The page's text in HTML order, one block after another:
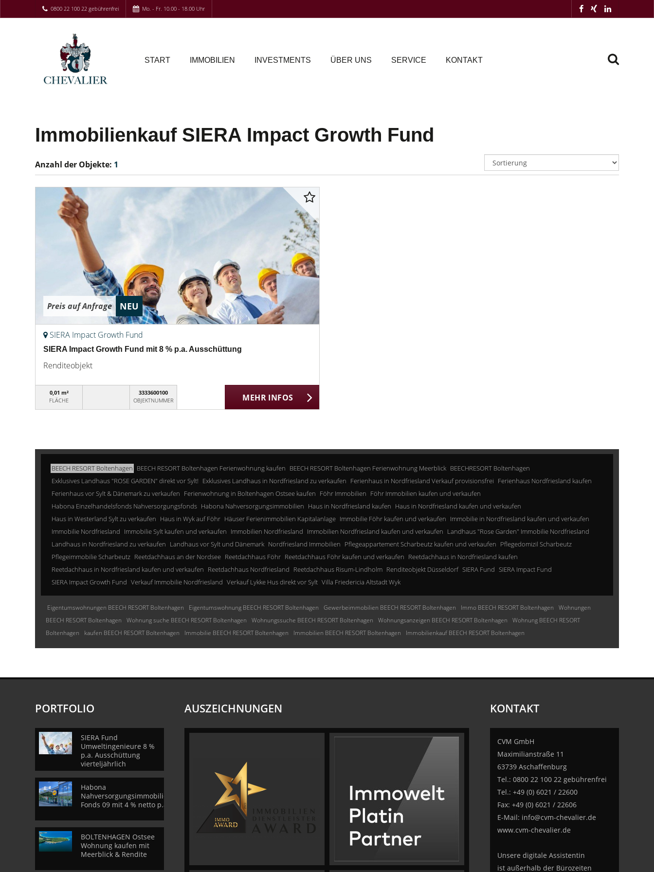
0800 22 100 22 gebührenfrei Mo. - Fr. 10.00 - 18.00 Uhr
START IMMOBILIEN INVESTMENTS ÜBER UNS SERVICE KONTAKT
Immobilienkauf SIERA Impact Growth Fund
Anzahl der Objekte: 1
Preis auf Anfrage NEU
SIERA Impact Growth Fund
SIERA Impact Growth Fund mit 8 % p.a. Ausschüttung
Renditeobjekt
0,01 m²
FLÄCHE
3333600100
OBJEKTNUMMER
MEHR INFOS
BEECH RESORT Boltenhagen BEECH RESORT Boltenhagen Ferienwohnung kaufen BEECH RESORT Boltenhagen Ferienwohnung Meerblick BEECHRESORT Boltenhagen
Exklusives Landhaus "ROSE GARDEN" direkt vor Sylt! Exklusives Landhaus in Nordfriesland zu verkaufen Ferienhaus in Nordfriesland Verkauf provisionsfrei Ferienhaus Nordfriesland kaufen
Ferienhaus vor Sylt & Dänemark zu verkaufen Ferienwohnung in Boltenhagen Ostsee kaufen Föhr Immobilien Föhr Immobilien kaufen und verkaufen
Habona Einzelhandelsfonds Nahversorgungsfonds Habona Nahversorgungsimmobilien Haus in Nordfriesland kaufen Haus in Nordfriesland kaufen und verkaufen
Haus in Westerland Sylt zu verkaufen Haus in Wyk auf Föhr Häuser Ferienimmobilien Kapitalanlage Immobilie Föhr kaufen und verkaufen Immobilie in Nordfriesland kaufen und verkaufen
Immobilie Nordfriesland Immobilie Sylt kaufen und verkaufen Immobilien Nordfriesland Immobilien Nordfriesland kaufen und verkaufen Landhaus "Rose Garden" Immobilie Nordfriesland
Landhaus in Nordfriesland zu verkaufen Landhaus vor Sylt und Dänemark Nordfriesland Immobilien Pflegeappartement Scharbeutz kaufen und verkaufen Pflegedomizil Scharbeutz
Pflegeimmobilie Scharbeutz Reetdachhaus an der Nordsee Reetdachhaus Föhr Reetdachhaus Föhr kaufen und verkaufen Reetdachhaus in Nordfriesland kaufen
Reetdachhaus in Nordfriesland kaufen und verkaufen Reetdachhaus Nordfriesland Reetdachhaus Risum-Lindholm Renditeobjekt Düsseldorf SIERA Fund SIERA Impact Fund
SIERA Impact Growth Fund Verkauf Immobilie Nordfriesland Verkauf Lykke Hus direkt vor Sylt Villa Friedericia Altstadt Wyk
Eigentumswohnungen BEECH RESORT Boltenhagen Eigentumswohnung BEECH RESORT Boltenhagen Gewerbeimmobilien BEECH RESORT Boltenhagen Immo BEECH RESORT Boltenhagen
Wohnungen
BEECH RESORT Boltenhagen
Wohnung suche BEECH RESORT Boltenhagen Wohnungssuche BEECH RESORT Boltenhagen Wohnungsanzeigen BEECH RESORT Boltenhagen
Wohnung BEECH RESORT
Boltenhagen
kaufen BEECH RESORT Boltenhagen Immobilie BEECH RESORT Boltenhagen Immobilien BEECH RESORT Boltenhagen Immobilienkauf BEECH RESORT Boltenhagen
PORTFOLIO
SIERA Fund
Umweltingenieure 8 %
p.a. Ausschüttung
vierteljährlich
Habona
Nahversorgungsimmobilien
Fonds 09 mit 4 % netto p.a.
BOLTENHAGEN Ostsee
Wohnung kaufen mit
Meerblick & Rendite
AUSZEICHNUNGEN KONTAKT
CVM GmbH
Maximilianstraße 11
63739 Aschaffenburg
Tel.: 0800 22 100 22 gebührenfrei
Tel.: +49 (0) 6021 / 22600
Fax: +49 (0) 6021 / 22606
E-Mail: info@cvm-chevalier.de
www.cvm-chevalier.de
Unsere digitale Assistentin
ist außerhalb der Bürozeiten